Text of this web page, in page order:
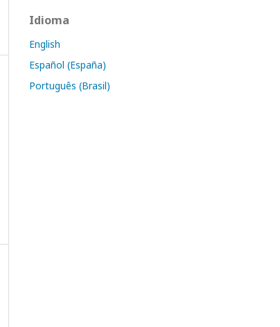
Idioma
English
Español (España)
Português (Brasil)